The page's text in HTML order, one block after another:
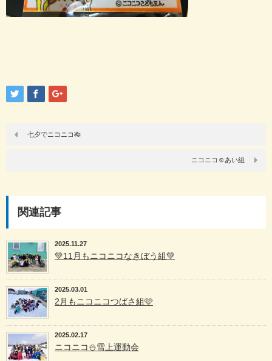
七夕でニコニコ🎋
ニコニコ☺️あい組
関連記事
2025.11.27
💚11月もニコニコなきぼう組💚
2025.03.01
2月もニコニコつばさ組🩷
2025.02.17
ニコニコ⛄️雪上運動会